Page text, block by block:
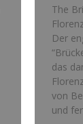
The
Der
das
von
und